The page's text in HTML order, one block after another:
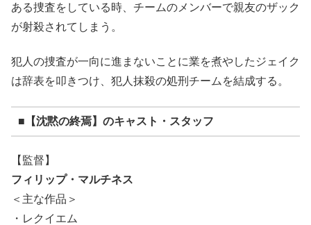
ある捜査をしている時、チームのメンバーで親友のザック
が射殺されてしまう。
犯人の捜査が一向に進まないことに業を煮やしたジェイク
は辞表を叩きつけ、犯人抹殺の処刑チームを結成する。
■【沈黙の終焉】のキャスト・スタッフ
【監督】
フィリップ・マルチネス
＜主な作品＞
・レクイエム